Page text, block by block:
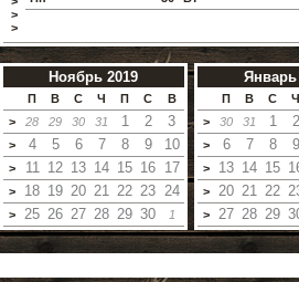
>
>
Ноябрь 2019
П В С Ч П С
В
>
28 29 30 31 1 2 3
> 4 5 6 7 8 9 10
> 11 12 13 14 15 16 17
> 18 19 20 21 22 23 24
> 25 26 27 28 29 30 1
Январь
П В С Ч
>
30 31 1 2
> 6 7 8 9
> 13 14 15
> 20 21 22
> 27 28 29